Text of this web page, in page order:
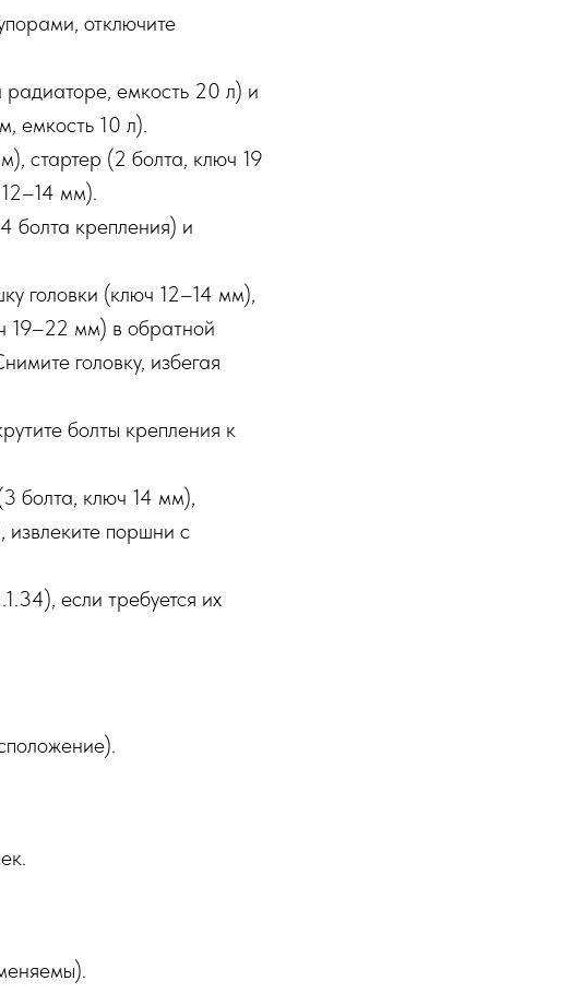
отключите
емкость 20 л) и
емкость 10 л).
стартер (2 болта, ключ 19
мм).
болта крепления) и
головки (ключ 12–14 мм),
19–22 мм) в обратной
головку, избегая
болты крепления к
болта, ключ 14 мм),
поршни с
если требуется их